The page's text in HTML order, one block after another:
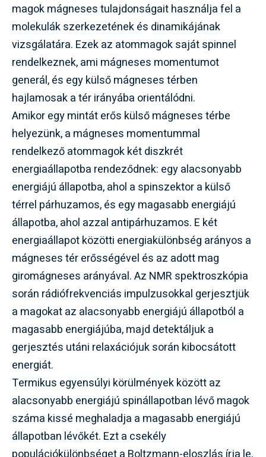
magok mágneses tulajdonságait használja fel a
molekulák szerkezetének és dinamikájának
vizsgálatára. Ezek az atommagok saját spinnel
rendelkeznek, ami mágneses momentumot
generál, és egy külső mágneses térben
hajlamosak a tér irányába orientálódni.
Amikor egy mintát erős külső mágneses térbe
helyezünk, a mágneses momentummal
rendelkező atommagok két diszkrét
energiaállapotba rendeződnek: egy alacsonyabb
energiájú állapotba, ahol a spinszektor a külső
térrel párhuzamos, és egy magasabb energiájú
állapotba, ahol azzal antipárhuzamos. E két
energiaállapot közötti energiakülönbség arányos a
mágneses tér erősségével és az adott mag
giromágneses arányával. Az NMR spektroszkópia
során rádiófrekvenciás impulzusokkal gerjesztjük
a magokat az alacsonyabb energiájú állapotból a
magasabb energiájúba, majd detektáljuk a
gerjesztés utáni relaxációjuk során kibocsátott
energiát.
Termikus egyensúlyi körülmények között az
alacsonyabb energiájú spinállapotban lévő magok
száma kissé meghaladja a magasabb energiájú
állapotban lévőkét. Ezt a csekély